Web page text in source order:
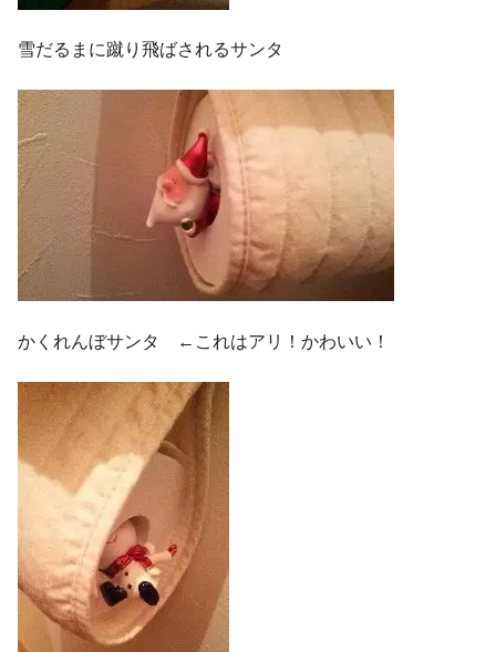
雪だるまに蹴り飛ばされるサンタ
かくれんぼサンタ ←これはアリ！かわいい！